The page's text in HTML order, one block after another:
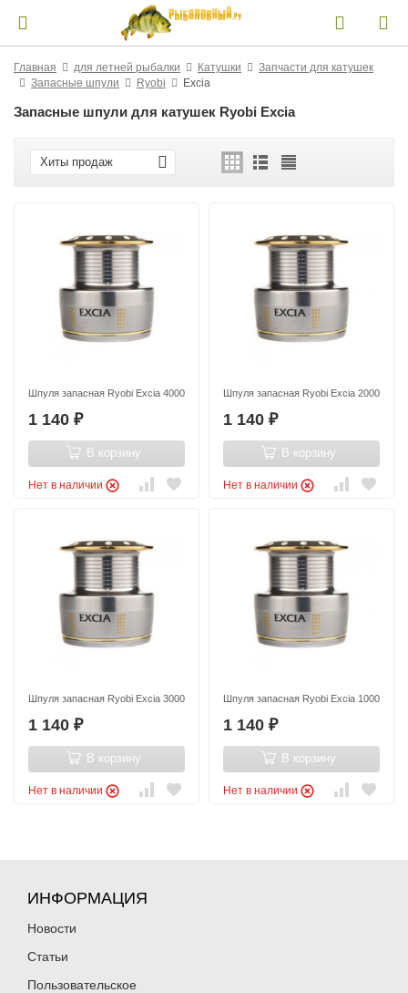
Главная для летней рыбалки Катушки
Запчасти для катушек
Запасные шпули
Ryobi Excia
Запасные шпули для катушек Ryobi Excia
Хиты продаж
Шпуля запасная Ryobi Excia 4000
1 140 ₽
В корзину
Нет в наличии
Шпуля запасная Ryobi Excia 2000
1 140 ₽
В корзину
Нет в наличии
Шпуля запасная Ryobi Excia 3000
1 140 ₽
В корзину
Нет в наличии
Шпуля запасная Ryobi Excia 1000
1 140 ₽
В корзину
Нет в наличии
ИНФОРМАЦИЯ
Новости
Статьи
Пользовательское